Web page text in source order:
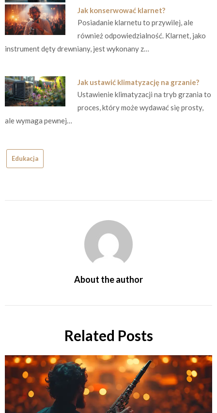
Jak konserwować klarnet?
Posiadanie klarnetu to przywilej, ale
również odpowiedzialność. Klarnet, jako
instrument dęty drewniany, jest wykonany z…
Jak ustawić klimatyzację na grzanie?
Ustawienie klimatyzacji na tryb grzania to
proces, który może wydawać się prosty,
ale wymaga pewnej…
Edukacja
About the author
Related Posts